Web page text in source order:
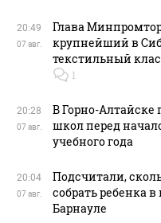
В магазинах
ажиотаж из-за
продукта: что
20:49
07 авг.
Глава
крупнейший в
текстильный
1
20:28
07 авг.
В Горно-
школ перед
учебного года
20:04
07 авг.
Подсчитали,
собрать ребенка
Барнауле